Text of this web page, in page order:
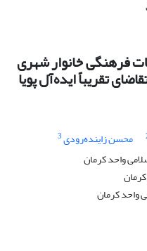
فرهنگی خانوار شهری
تقریباً ایده‌آل پویا
محسن زاینده‌رودی3
واحد کرمان
واحد کرمان